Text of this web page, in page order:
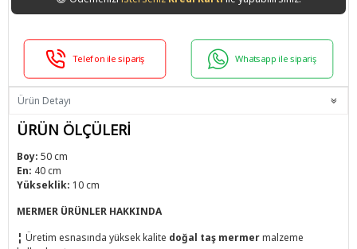
Telefon ile sipariş Whatsapp ile sipariş
Ürün Detayı
ÜRÜN ÖLÇÜLERİ
Boy: 50 cm
En: 40 cm
Yükseklik: 10 cm
MERMER ÜRÜNLER HAKKINDA
¦ Üretim esnasında yüksek kalite doğal taş mermermalzeme